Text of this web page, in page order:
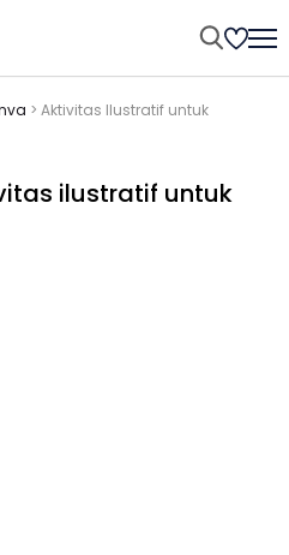
> Aktivitas Ilustratif untuk
ilustratif untuk